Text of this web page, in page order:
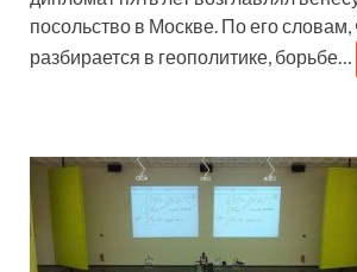
посольство в Москве. По его
разбирается в геополитике, борьбе…